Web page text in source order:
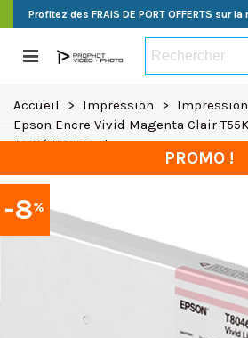
Profitez des FRAIS DE PORT OFFERTS sur la
Accueil > Impression >
Epson Encre Vivid Magenta Clair
HDX/HD 700ml
-8%
PROMO !